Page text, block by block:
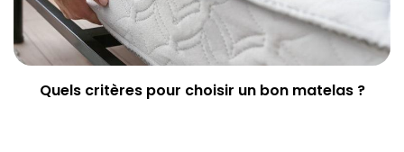
Quels critères pour choisir un bon matelas ?